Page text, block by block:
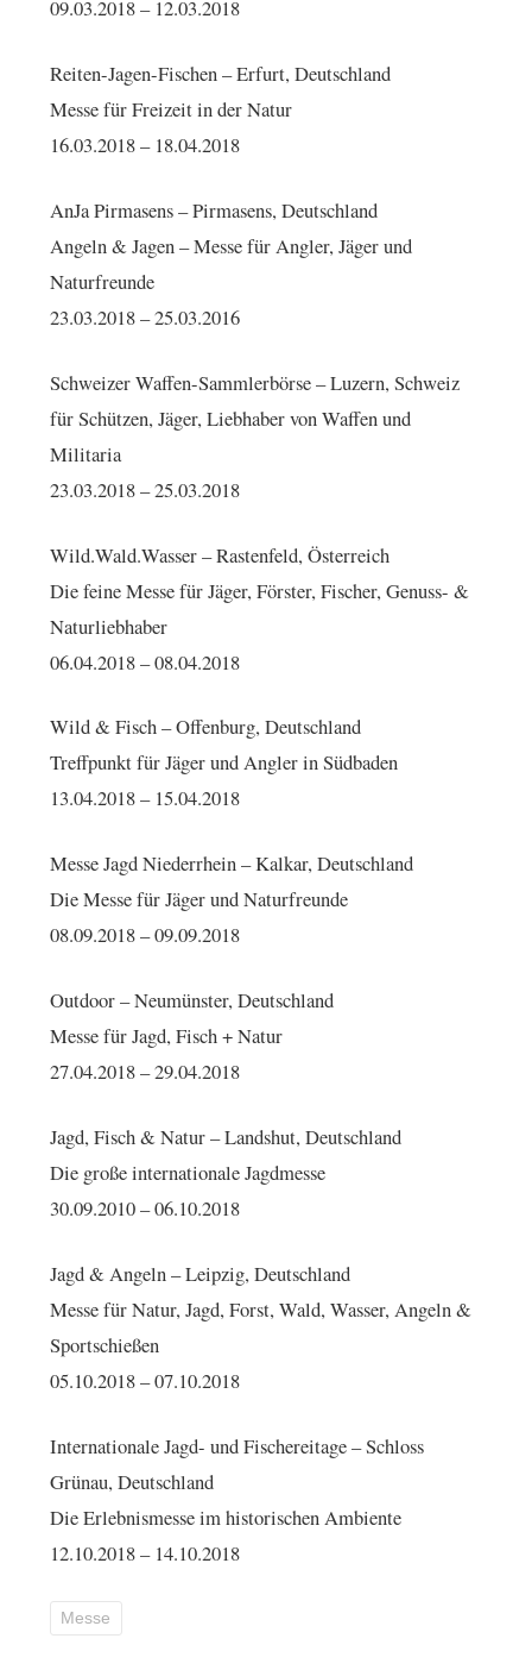
09.03.2018 – 12.03.2018
Reiten-Jagen-Fischen – Erfurt, Deutschland
Messe für Freizeit in der Natur
16.03.2018 – 18.04.2018
AnJa Pirmasens – Pirmasens, Deutschland
Angeln & Jagen – Messe für Angler, Jäger und
Naturfreunde
23.03.2018 – 25.03.2016
Schweizer Waffen-Sammlerbörse – Luzern, Schweiz
für Schützen, Jäger, Liebhaber von Waffen und
Militaria
23.03.2018 – 25.03.2018
Wild.Wald.Wasser – Rastenfeld, Österreich
Die feine Messe für Jäger, Förster, Fischer, Genuss- &
Naturliebhaber
06.04.2018 – 08.04.2018
Wild & Fisch – Offenburg, Deutschland
Treffpunkt für Jäger und Angler in Südbaden
13.04.2018 – 15.04.2018
Messe Jagd Niederrhein – Kalkar, Deutschland
Die Messe für Jäger und Naturfreunde
08.09.2018 – 09.09.2018
Outdoor – Neumünster, Deutschland
Messe für Jagd, Fisch + Natur
27.04.2018 – 29.04.2018
Jagd, Fisch & Natur – Landshut, Deutschland
Die große internationale Jagdmesse
30.09.2010 – 06.10.2018
Jagd & Angeln – Leipzig, Deutschland
Messe für Natur, Jagd, Forst, Wald, Wasser, Angeln &
Sportschießen
05.10.2018 – 07.10.2018
Internationale Jagd- und Fischereitage – Schloss
Grünau, Deutschland
Die Erlebnismesse im historischen Ambiente
12.10.2018 – 14.10.2018
Messe